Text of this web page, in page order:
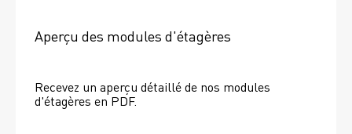
Aperçu des modules d'étagères
Recevez un aperçu détaillé de nos modules
d'étagères en PDF.